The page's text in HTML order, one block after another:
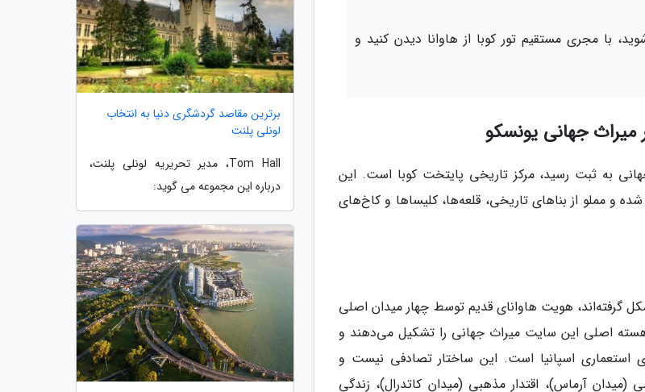
با مجری مستقیم تور کوبا از هاوانا دیدن کنید و
به عنوان میراث جهانی به ثبت رسید، مرکز تاریخی پایتخت کوبا است. این
و مملو از بناهای تاریخی، قلعه‌ها، کلیساها و کاخ‌های
گرفته‌اند، هویت هاوانای قدیم توسط چهار میدان اصلی
اصلی این سایت میراث جهانی را تشکیل می‌دهند و
استعماری اسپانیا است. این ساختار تصادفی نیست و
آرماس)، اقتدار مذهبی (میدان کاتدرال)، زندگی
برترین مقاصد گردشگری دنیا به انتخاب
لونلی پلنت
Tom Hall، مدیر تحریریه لونلی پلنت،
درباره این مجموعه می گوید: